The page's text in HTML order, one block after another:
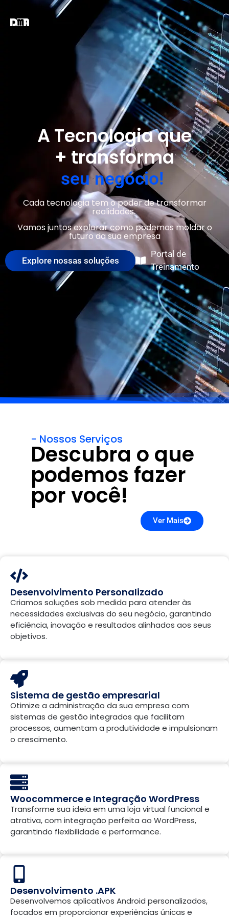
A Tecnologia que
+ transforma
seu negócio!
Cada tecnologia tem o poder de transformar
realidades.
Vamos juntos explorar como podemos moldar o
futuro da sua empresa
Explore nossas soluções
Portal de
Treinamento
- Nossos Serviços
Descubra o que
podemos fazer
por você!
Ver Mais
Desenvolvimento Personalizado
Criamos soluções sob medida para atender às
necessidades exclusivas do seu negócio, garantindo
eficiência, inovação e resultados alinhados aos seus
objetivos.
Sistema de gestão empresarial
Otimize a administração da sua empresa com
sistemas de gestão integrados que facilitam
processos, aumentam a produtividade e impulsionam
o crescimento.
Woocommerce e Integração WordPress
Transforme sua ideia em uma loja virtual funcional e
atrativa, com integração perfeita ao WordPress,
garantindo flexibilidade e performance.
Desenvolvimento .APK
Desenvolvemos aplicativos Android personalizados,
focados em proporcionar experiências únicas e